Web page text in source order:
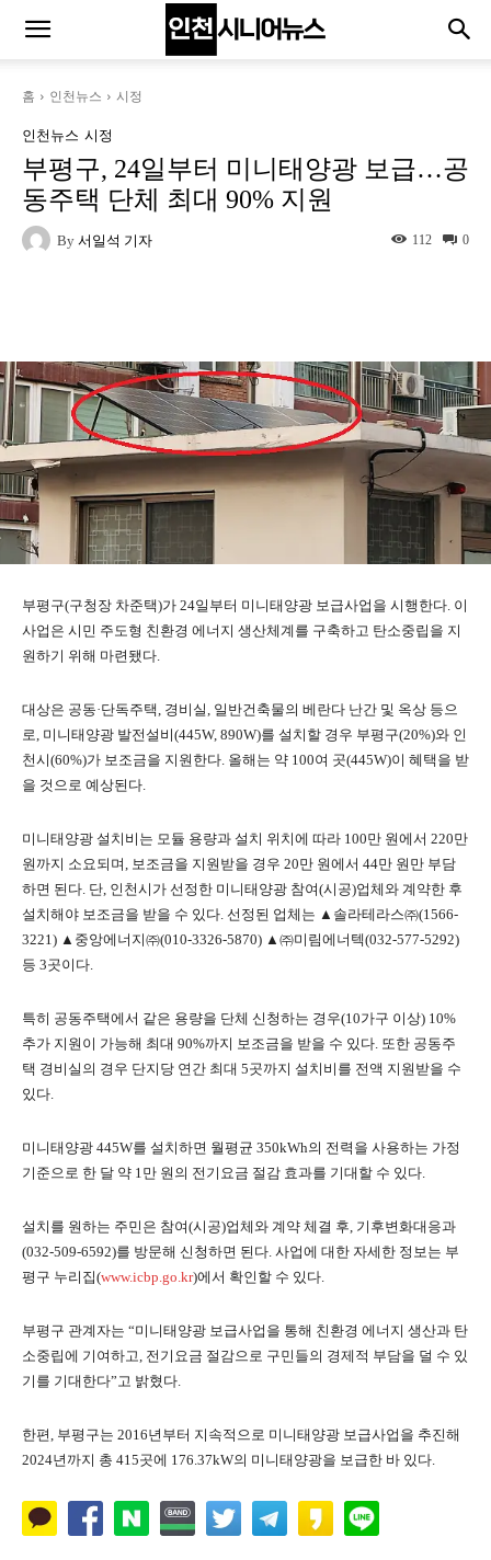
홈 인천뉴스 시정
인천뉴스 시정
부평구, 24일부터 미니태양광 보급…공
동주택 단체 최대 90% 지원
By 서일석 기자 0
112
부평구(구청장 차준택)가 24일부터 미니태양광 보급사업을 시행한다. 이
사업은 시민 주도형 친환경 에너지 생산체계를 구축하고 탄소중립을 지
원하기 위해 마련됐다.
대상은 공동·단독주택, 경비실, 일반건축물의 베란다 난간 및 옥상 등으
로, 미니태양광 발전설비(445W, 890W)를 설치할 경우 부평구(20%)와 인
천시(60%)가 보조금을 지원한다. 올해는 약 100여 곳(445W)이 혜택을 받
을 것으로 예상된다.
미니태양광 설치비는 모듈 용량과 설치 위치에 따라 100만 원에서 220만
원까지 소요되며, 보조금을 지원받을 경우 20만 원에서 44만 원만 부담
하면 된다. 단, 인천시가 선정한 미니태양광 참여(시공)업체와 계약한 후
설치해야 보조금을 받을 수 있다. 선정된 업체는 ▲솔라테라스㈜(1566-
3221) ▲중앙에너지㈜(010-3326-5870) ▲㈜미림에너텍(032-577-5292)
등 3곳이다.
특히 공동주택에서 같은 용량을 단체 신청하는 경우(10가구 이상) 10%
추가 지원이 가능해 최대 90%까지 보조금을 받을 수 있다. 또한 공동주
택 경비실의 경우 단지당 연간 최대 5곳까지 설치비를 전액 지원받을 수
있다.
미니태양광 445W를 설치하면 월평균 350kWh의 전력을 사용하는 가정
기준으로 한 달 약 1만 원의 전기요금 절감 효과를 기대할 수 있다.
설치를 원하는 주민은 참여(시공)업체와 계약 체결 후, 기후변화대응과
(032-509-6592)를 방문해 신청하면 된다. 사업에 대한 자세한 정보는 부
평구 누리집(www.icbp.go.kr)에서 확인할 수 있다.
부평구 관계자는 “미니태양광 보급사업을 통해 친환경 에너지 생산과 탄
소중립에 기여하고, 전기요금 절감으로 구민들의 경제적 부담을 덜 수 있
기를 기대한다”고 밝혔다.
한편, 부평구는 2016년부터 지속적으로 미니태양광 보급사업을 추진해
2024년까지 총 415곳에 176.37kW의 미니태양광을 보급한 바 있다.